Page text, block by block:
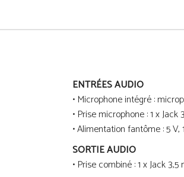
ENTRÉES AUDIO
• Microphone intégré :
• Prise microphone : 1 x Jack
• Alimentation fantôme : 5 V,
SORTIE AUDIO
• Prise combiné : 1 x Jack 3,5